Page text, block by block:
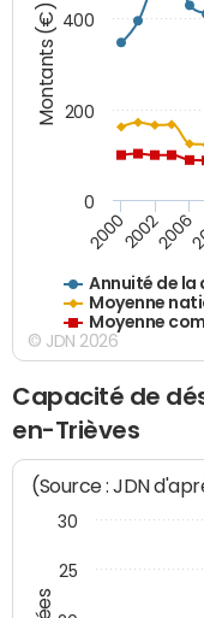
Montants (€)
Annuité de
Moyenne
Moyenne
200020022006
0
200
400
© JDN 2026
Capacité de
en-Trièves
(Source : JDN
25
30